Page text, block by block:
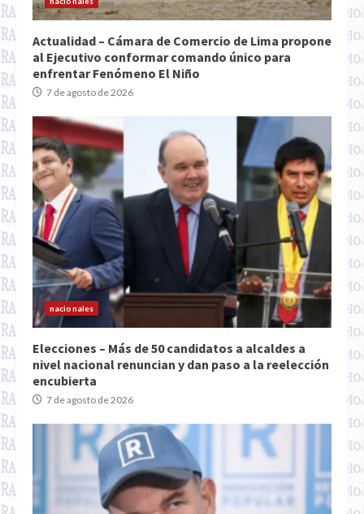
Actualidad – Cámara de Comercio de Lima propone
al Ejecutivo conformar comando único para
enfrentar Fenómeno El Niño
7 de agosto de 2026
nacionales
Elecciones – Más de 50 candidatos a alcaldes a
nivel nacional renuncian y dan paso a la reelección
encubierta
7 de agosto de 2026